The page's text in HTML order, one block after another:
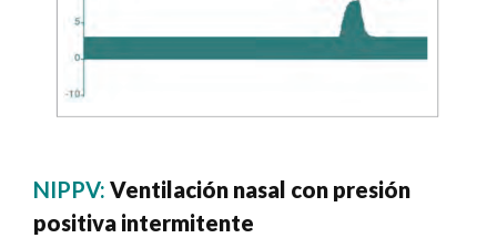
NIPPV: Ventilación nasal con presión
positiva intermitente